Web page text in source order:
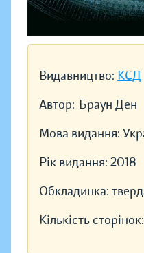
Видавництво: КСД
Автор: Браун Ден
Мова видання:
Рік видання: 2018
Обкладинка:
Кількість сторінок: